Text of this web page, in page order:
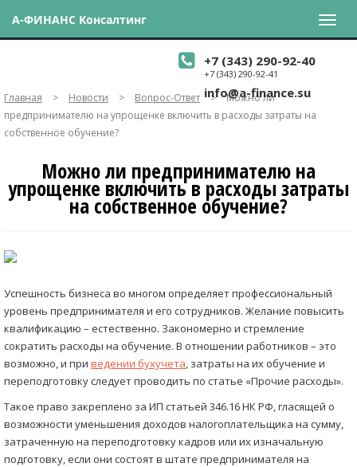
А-ФИНАНС Консалтинг
+7 (343) 290-92-40
+7 (343) 290-92-41
info@a-finance.su
Главная > Новости > Вопрос-Ответ > Можно ли
предпринимателю на упрощенке включить в расходы затраты на
собственное обучение?
Можно ли предпринимателю на
упрощенке включить в расходы затраты
на собственное обучение?
Успешность бизнеса во многом определяет профессиональный
уровень предпринимателя и его сотрудников. Желание повысить
квалификацию – естественно. Закономерно и стремление
сократить расходы на обучение. В отношении работников – это
возможно, и при ведении бухучета, затраты на их обучение и
переподготовку следует проводить по статье «Прочие расходы».
Такое право закреплено за ИП статьей 346.16 НК РФ, гласящей о
возможности уменьшения доходов налогоплательщика на сумму,
затраченную на переподготовку кадров или их изначальную
подготовку, если они состоят в штате предпринимателя на